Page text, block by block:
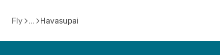
Fly Havasupai